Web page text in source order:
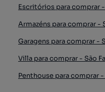
Escritórios para comprar
Armazéns para comprar -
Garagens para comprar -
Villa para comprar - São
Penthouse para comprar